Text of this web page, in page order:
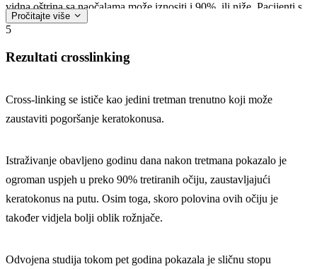
vidna oštrina sa naočalama može iznositi i 90%, ili niže. Pacijenti s
drugim bolestima rožnjače, i naravno pacijentkinje koje su u
Pročitajte više
5
Rezultati crosslinking
Cross-linking se ističe kao jedini tretman trenutno koji može
zaustaviti pogoršanje keratokonusa.
Istraživanje obavljeno godinu dana nakon tretmana pokazalo je
ogroman uspjeh u preko 90% tretiranih očiju, zaustavljajući
keratokonus na putu. Osim toga, skoro polovina ovih očiju je
također vidjela bolji oblik rožnjače.
Odvojena studija tokom pet godina pokazala je sličnu stopu